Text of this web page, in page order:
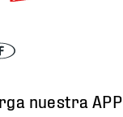
nuestra APP